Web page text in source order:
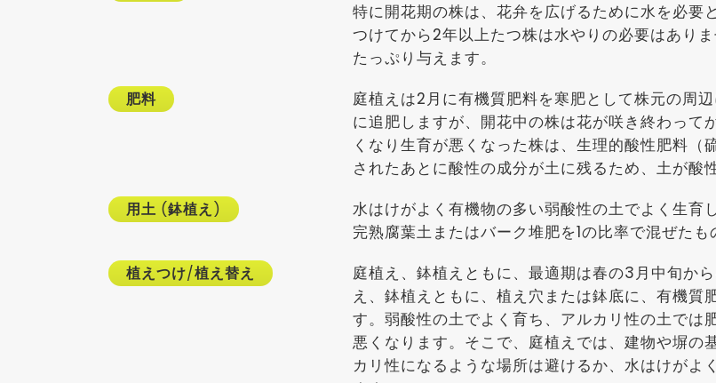
特に開花期の株は、花弁を広げるために水を必要
つけてから2年以上たつ株は水やりの必要はあり
たっぷり与えます。
肥料
庭植えは2月に有機質肥料を寒肥として株元の周
に追肥しますが、開花中の株は花が咲き終わっ
くなり生育が悪くなった株は、生理的酸性肥料
されたあとに酸性の成分が土に残るため、土が酸
用土 (鉢植え)
水はけがよく有機物の多い弱酸性の土でよく生育
完熟腐葉土またはバーク堆肥を1の比率で混ぜたも
植えつけ/植え替え
庭植え、鉢植えともに、最適期は春の3月中旬か
え、鉢植えともに、植え穴または鉢底に、有機質
す。弱酸性の土でよく育ち、アルカリ性の土で
悪くなります。そこで、庭植えでは、建物や塀
カリ性になるような場所は避けるか、水はけがよ